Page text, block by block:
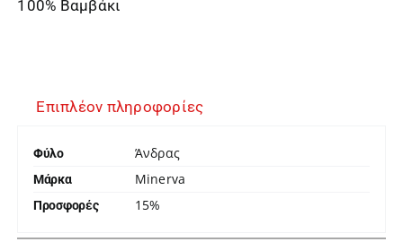
100% Βαμβάκι
Επιπλέον πληροφορίες
Φύλο Άνδρας
Μάρκα Minerva
Προσφορές 15%